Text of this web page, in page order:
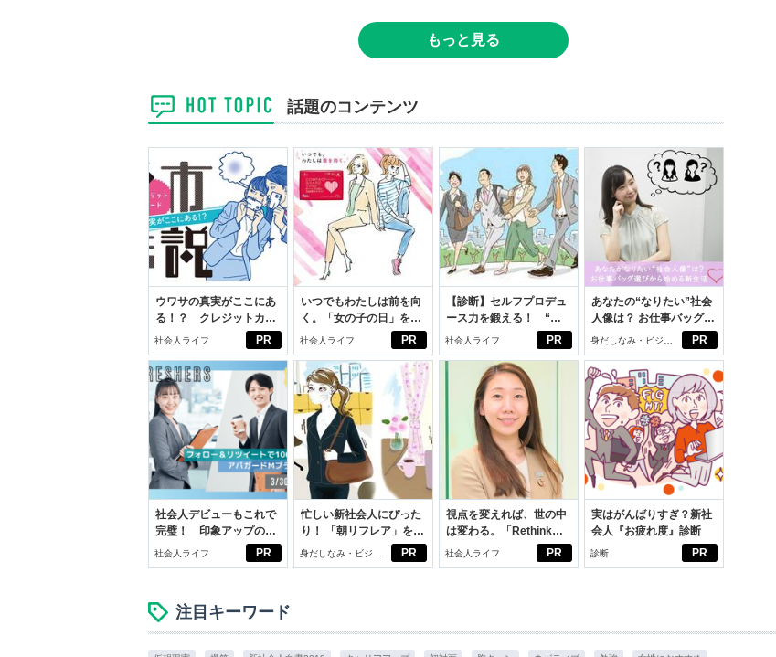
もっと見る
話題のコンテンツ
PR
ウワサの真実がここにあ
る！？ クレジットカー
ドの都市伝説
社会人ライフ PR
いつでもわたしは前を向
く。「女の子の日」を前
向きに♪社会人エリ・大
社会人ライフ PR
【診断】セルフプロデュ
ース力を鍛える！ “ジ
ブン観”診断
社会人ライフ PR
あなたの“なりたい”社会
人像は？ お仕事バッグ選
びから始める新生活
身だしなみ・ビジネ
スアイテム
PR
社会人デビューもこれで
完璧！ 印象アップのセ
ルフプロデュース術
社会人ライフ PR
忙しい新社会人にぴった
り！ 「朝リフレア」をは
じめよう。しっかりニオ
イケアして24時間快適。
身だしなみ・ビジネ
スアイテム
PR
視点を変えれば、世の中
は変わる。「Rethink
PROJECT」がつたえた
社会人ライフ PR
実はがんばりすぎ？新社
会人『お疲れ度』診断
診断
注目キーワード